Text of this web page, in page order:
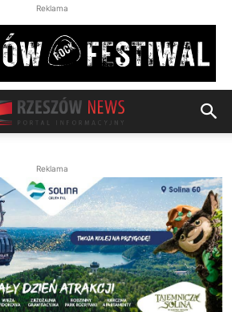
Reklama
Reklama